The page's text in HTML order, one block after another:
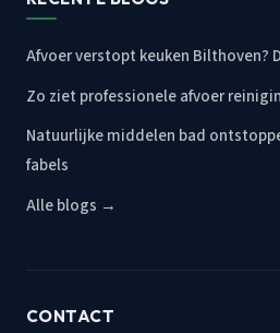
Afvoer verstopt keuken Bilthoven?
Zo ziet professionele afvoer
Natuurlijke middelen bad
fabels
Alle blogs →
CONTACT